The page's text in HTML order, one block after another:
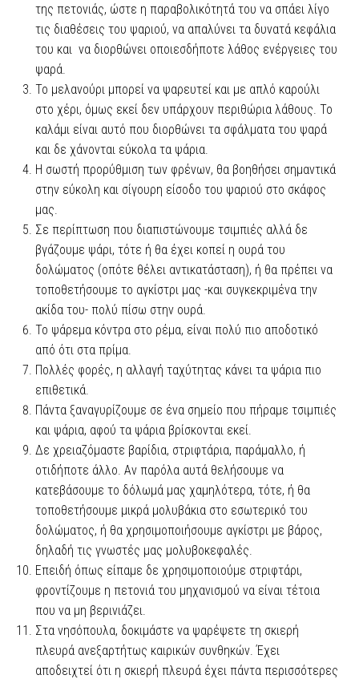
της πετονιάς, ώστε η παραβολικότητά του να σπάει λίγο
τις διαθέσεις του ψαριού, να απαλύνει τα δυνατά κεφάλια
του και να διορθώνει οποιεσδήποτε λάθος ενέργειες του
ψαρά.
Το μελανούρι μπορεί να ψαρευτεί και με απλό καρούλι
στο χέρι, όμως εκεί δεν υπάρχουν περιθώρια λάθους. Το
καλάμι είναι αυτό που διορθώνει τα σφάλματα του ψαρά
και δε χάνονται εύκολα τα ψάρια.
Η σωστή προρύθμιση των φρένων, θα βοηθήσει σημαντικά
στην εύκολη και σίγουρη είσοδο του ψαριού στο σκάφος
μας.
Σε περίπτωση που διαπιστώνουμε τσιμπιές αλλά δε
βγάζουμε ψάρι, τότε ή θα έχει κοπεί η ουρά του
δολώματος (οπότε θέλει αντικατάσταση), ή θα πρέπει να
τοποθετήσουμε το αγκίστρι μας -και συγκεκριμένα την
ακίδα του- πολύ πίσω στην ουρά.
Το ψάρεμα κόντρα στο ρέμα, είναι πολύ πιο αποδοτικό
από ότι στα πρίμα.
Πολλές φορές, η αλλαγή ταχύτητας κάνει τα ψάρια πιο
επιθετικά.
Πάντα ξαναγυρίζουμε σε ένα σημείο που πήραμε τσιμπιές
και ψάρια, αφού τα ψάρια βρίσκονται εκεί.
Δε χρειαζόμαστε βαρίδια, στριφτάρια, παράμαλλο, ή
οτιδήποτε άλλο. Αν παρόλα αυτά θελήσουμε να
κατεβάσουμε το δόλωμά μας χαμηλότερα, τότε, ή θα
τοποθετήσουμε μικρά μολυβάκια στο εσωτερικό του
δολώματος, ή θα χρησιμοποιήσουμε αγκίστρι με βάρος,
δηλαδή τις γνωστές μας μολυβοκεφαλές.
Επειδή όπως είπαμε δε χρησιμοποιούμε στριφτάρι,
φροντίζουμε η πετονιά του μηχανισμού να είναι τέτοια
που να μη βερινιάζει.
Στα νησόπουλα, δοκιμάστε να ψαρέψετε τη σκιερή
πλευρά ανεξαρτήτως καιρικών συνθηκών. Έχει
αποδειχτεί ότι η σκιερή πλευρά έχει πάντα περισσότερες